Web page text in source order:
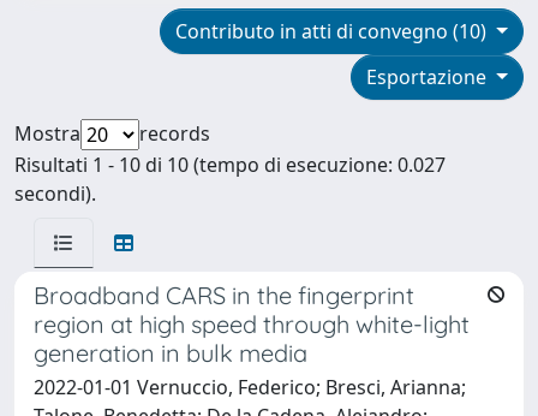
Contributo in atti di convegno (10)
Esportazione
Mostra
records
Risultati 1 - 10 di 10 (tempo di esecuzione: 0.027
secondi).
Broadband CARS in the fingerprint
region at high speed through white-light
generation in bulk media
2022-01-01 Vernuccio, Federico; Bresci, Arianna;